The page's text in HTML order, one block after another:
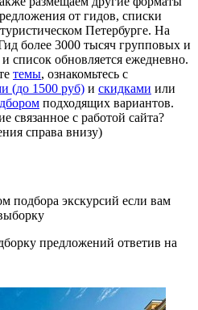
от гидов, списки
Петербурге. На
более 3000 тысяч групповых и
список обновляется ежедневно.
темы, ознакомьтесь с
(до 1500 руб) и скидками или
подходящих вариантов.
связанное с работой сайта?
справа внизу)
подбора экскурсий если вам
предложений ответив на